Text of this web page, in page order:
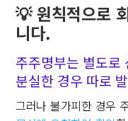
💡 원칙적으로
니다.
주주명부는 별도로
분실한 경우 따로
그러나 불가피한 경우